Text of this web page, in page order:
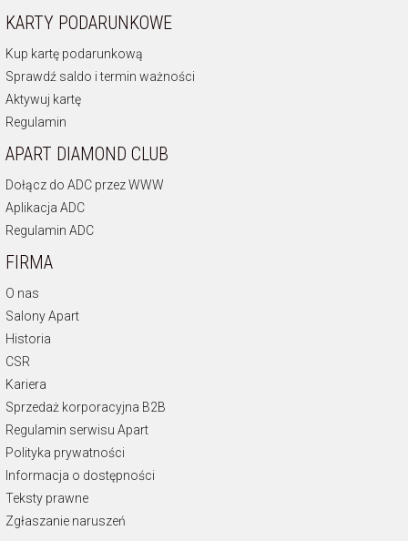
KARTY PODARUNKOWE
Kup kartę podarunkową
Sprawdź saldo i termin ważności
Aktywuj kartę
Regulamin
APART DIAMOND CLUB
Dołącz do ADC przez WWW
Aplikacja ADC
Regulamin ADC
FIRMA
O nas
Salony Apart
Historia
CSR
Kariera
Sprzedaż korporacyjna B2B
Regulamin serwisu Apart
Polityka prywatności
Informacja o dostępności
Teksty prawne
Zgłaszanie naruszeń